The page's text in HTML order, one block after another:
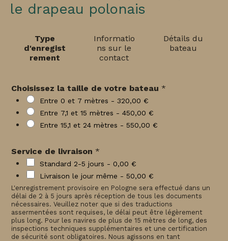
le drapeau polonais
Type
d'enregist
rement
Informatio
ns sur le
contact
Détails du
bateau
Choisissez la taille de votre bateau *
Entre 0 et 7 mètres -320,00 €
Entre 7,1 et 15 mètres -450,00 €
Entre 15,1 et 24 mètres - 550,00 €
Service de livraison *
Standard 2-5 jours -0,00 €
Livraison le jour même - 50,00 €
L'enregistrement provisoire en Pologne sera effectué dans un
délai de 2 à 5 jours après réception de tous les documents
nécessaires. Veuillez noter que si des traductions
assermentées sont requises, le délai peut être légèrement
plus long. Pour les navires de plus de 15 mètres de long, des
inspections techniques supplémentaires et une certification
de sécurité sont obligatoires. Nous agissons en tant